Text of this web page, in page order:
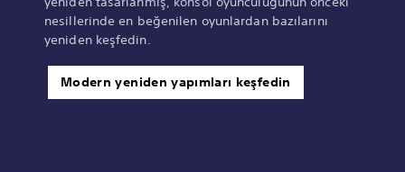
nesillerinde en beğenilen oyunlardan bazılarını
yeniden keşfedin.
Modern yeniden yapımları keşfedin